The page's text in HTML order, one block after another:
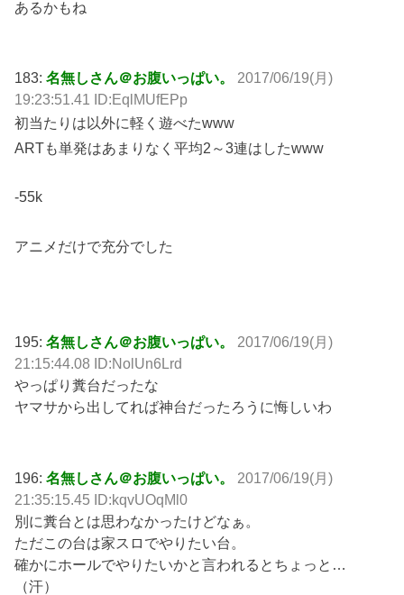
あるかもね
183:名無しさん＠お腹いっぱい。
2017/06/19(月)
19:23:51.41 ID:EqlMUfEPp
初当たりは以外に軽く遊べたwww
ARTも単発はあまりなく平均2～3連はしたwww
-55k
アニメだけで充分でした
195:名無しさん＠お腹いっぱい。
2017/06/19(月)
21:15:44.08 ID:NolUn6Lrd
やっぱり糞台だったな
ヤマサから出してれば神台だったろうに悔しいわ
196:名無しさん＠お腹いっぱい。
2017/06/19(月)
21:35:15.45 ID:kqvUOqMl0
別に糞台とは思わなかったけどなぁ。
ただこの台は家スロでやりたい台。
確かにホールでやりたいかと言われるとちょっと…
（汗）